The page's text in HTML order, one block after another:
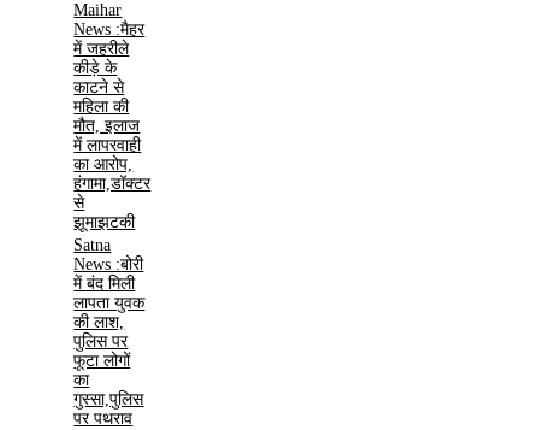
Maihar
News :मैहर
में जहरीले
कीड़े के
काटने से
महिला की
मौत, इलाज
में लापरवाही
का आरोप,
हंगामा,डॉक्टर
से
झूमाझटकी
Satna
News :बोरी
में बंद मिली
लापता युवक
की लाश,
पुलिस पर
फूटा लोगों
का
गुस्सा,पुलिस
पर पथराव